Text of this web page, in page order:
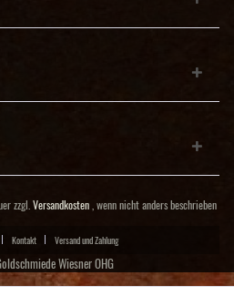
zzgl. Versandkosten, wenn nicht anders beschrieben
Kontakt Versand und Zahlung
Wiesner OHG